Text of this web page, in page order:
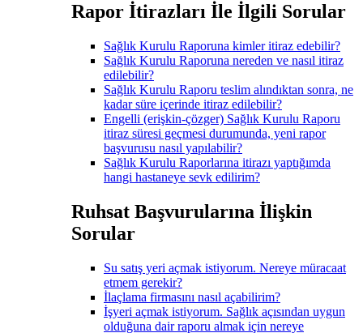
Rapor İtirazları İle İlgili Sorular
Sağlık Kurulu Raporuna kimler itiraz edebilir?
Sağlık Kurulu Raporuna nereden ve nasıl itiraz
edilebilir?
Sağlık Kurulu Raporu teslim alındıktan sonra, ne
kadar süre içerinde itiraz edilebilir?
Engelli (erişkin-çözger) Sağlık Kurulu Raporu
itiraz süresi geçmesi durumunda, yeni rapor
başvurusu nasıl yapılabilir?
Sağlık Kurulu Raporlarına itirazı yaptığımda
hangi hastaneye sevk edilirim?
Ruhsat Başvurularına İlişkin
Sorular
Su satış yeri açmak istiyorum. Nereye müracaat
etmem gerekir?
İlaçlama firmasını nasıl açabilirim?
İşyeri açmak istiyorum. Sağlık açısından uygun
olduğuna dair raporu almak için nereye